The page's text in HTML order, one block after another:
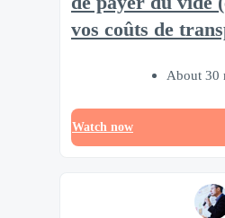
vos coûts de
About 30
Watch now